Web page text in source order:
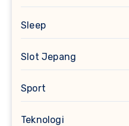
Sleep
Slot Jepang
Sport
Teknologi